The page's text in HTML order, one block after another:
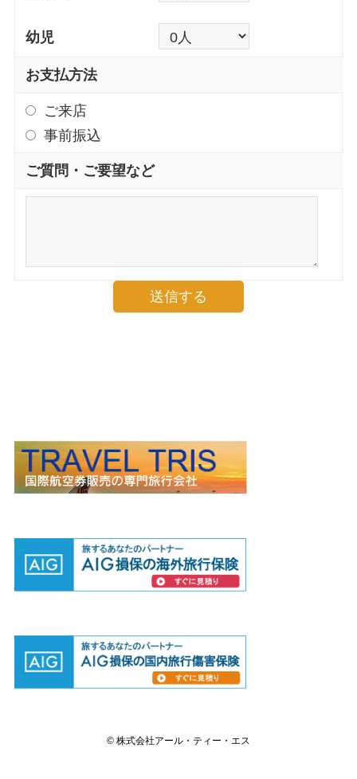
幼児
お支払方法
ご来店
事前振込
ご質問・ご要望など
© 株式会社アール・ティー・エス